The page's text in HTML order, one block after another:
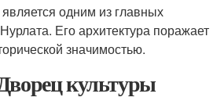
одним из главных
Его архитектура поражает
значимостью.
культуры